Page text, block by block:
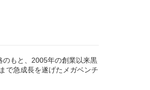
もと、2005年の創業以来黒
で急成長を遂げたメガベンチ